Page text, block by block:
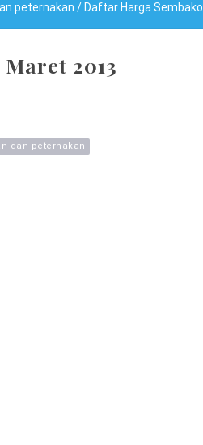
peternakan / Daftar Harga Sembako 20 Maret 2013
2013
dan peternakan